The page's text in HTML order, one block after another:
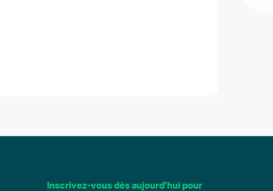
Inscrivez-vous dès aujourd’hui pour